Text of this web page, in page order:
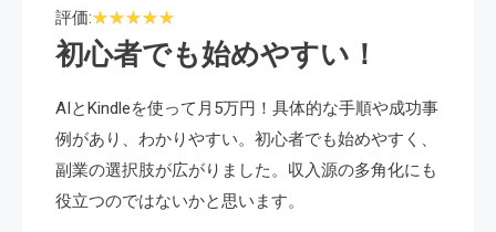
評価:
初心者でも始めやすい！
AIとKindleを使って月5万円！具体的な手順や成功事
例があり、わかりやすい。初心者でも始めやすく、
副業の選択肢が広がりました。収入源の多角化にも
役立つのではないかと思います。